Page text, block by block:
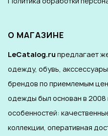
О МАГАЗИНЕ
LeCatalog.ru предлагает
одежду, обувь,
брендов по приемлемым
одежды был основан в 2008
особенностей:
коллекции, оперативная